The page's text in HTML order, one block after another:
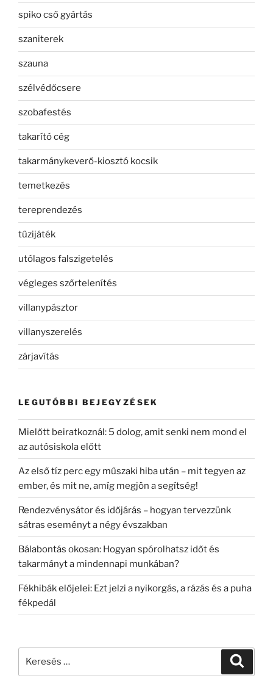
spiko cső gyártás
szaniterek
szauna
szélvédőcsere
szobafestés
takarító cég
takarmánykeverő-kiosztó kocsik
temetkezés
tereprendezés
tűzijáték
utólagos falszigetelés
végleges szőrtelenítés
villanypásztor
villanyszerelés
zárjavítás
LEGUTÓBBI BEJEGYZÉSEK
Mielőtt beiratkoznál: 5 dolog, amit senki nem mond el
az autósiskola előtt
Az első tíz perc egy műszaki hiba után – mit tegyen az
ember, és mit ne, amíg megjön a segítség!
Rendezvénysátor és időjárás – hogyan tervezzünk
sátras eseményt a négy évszakban
Bálabontás okosan: Hogyan spórolhatsz időt és
takarmányt a mindennapi munkában?
Fékhibák előjelei: Ezt jelzi a nyikorgás, a rázás és a puha
fékpedál